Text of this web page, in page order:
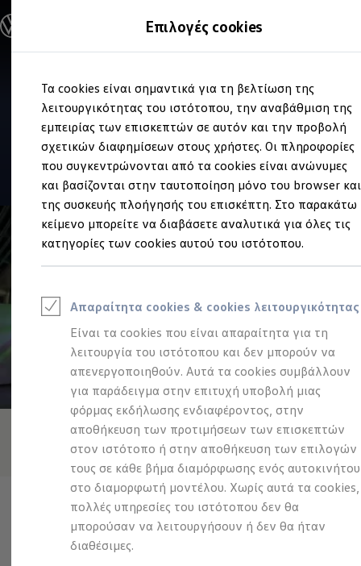
Επιλογές cookies
Τα cookies είναι σημαντικά για τη βελτίωση της
λειτουργικότητας του ιστότοπου, την αναβάθμιση της
εμπειρίας των επισκεπτών σε αυτόν και την προβολή
σχετικών διαφημίσεων στους χρήστες. Οι πληροφορίες
που συγκεντρώνονται από τα cookies είναι ανώνυμες
και βασίζονται στην ταυτοποίηση μόνο του browser και
της συσκευής πλοήγησής του επισκέπτη. Στο παρακάτω
κείμενο μπορείτε να διαβάσετε αναλυτικά για όλες τις
κατηγορίες των cookies αυτού του ιστότοπου.
Απαραίτητα cookies & cookies λειτουργικότητας
Είναι τα cookies που είναι απαραίτητα για τη
λειτουργία του ιστότοπου και δεν μπορούν να
απενεργοποιηθούν. Αυτά τα cookies συμβάλλουν
για παράδειγμα στην επιτυχή υποβολή μιας
φόρμας εκδήλωσης ενδιαφέροντος, στην
αποθήκευση των προτιμήσεων των επισκεπτών
στον ιστότοπο ή στην αποθήκευση των επιλογών
τους σε κάθε βήμα διαμόρφωσης ενός αυτοκινήτου
στο διαμορφωτή μοντέλου. Χωρίς αυτά τα cookies,
πολλές υπηρεσίες του ιστότοπου δεν θα
μπορούσαν να λειτουργήσουν ή δεν θα ήταν
διαθέσιμες.
στο
περιεχόμενο
στο
footer
Ανακαλύψτε τα Μοντέλα
Διαμορφώστε το Volkswagen σας
Επαγγελματικά Οχήματα Volkswagen
Ηλεκτρικά & eHybrid μοντέλα
Ηλεκτρικά μοντέλα
ID.3 Neo
Νέο ID. Polo
ID.4
ID.4 GTX
ID.5
ID.5 GTX
ID.7
ID.7 GTX
ID. Buzz
ID. Buzz Cargo
ID. CROSS
Golf GTE
Νέο Tiguan ehybrid
Νέο Tayron ehybrid
e-Tools για ηλεκτρικά αυτοκίνητα
Προσομοιωτής αυτονομίας
Προσομοιωτής χρόνου φόρτισης
Προσομοιωτής κόστους φόρτισης
ID. Ενημερώσεις λογισμικού
We Charge - Υπηρεσία Φόρτισης
Εύρεση δημόσιων σημείων φόρτισης
ID. Charger
Ενημέρωση ID.
Πλατφόρμα MEB
Μύθοι & Αλήθειες για την ηλεκτροκίνηση
Πού μπορώ να φορτίσω;
Πόσο μακριά μπορώ να φτάσω;
Πώς μπορώ να πληρώσω;
Πώς μπορώ να φορτίσω;
Πωλήσεις και Service
Volkswagen ΞΕΝΑΚΗΣ -
ΑΥΤΟΚΙΝΗΤΑ Α.Ε.Β.Ε.
4.3|60 Αξιολογήσεις